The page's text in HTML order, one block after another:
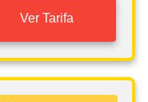
Ver Tarifa